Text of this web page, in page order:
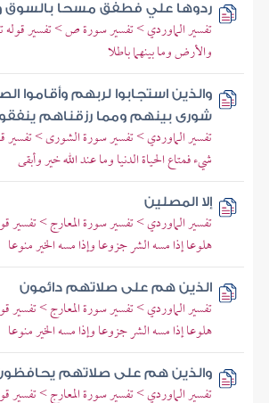
ردوها علي فطفق مسحا بالسوق
تفسير الماوردي > تفسير سورة ص > تفسير قوله
والأرض وما بينهما باطلا
والذين استجابوا لربهم وأقاموا
شورى بينهم ومما رزقناهم
تفسير الماوردي > تفسير سورة الشورى > تفسير
شيء فمتاع الحياة الدنيا وما عند الله خير وأبقى
إلا المصلين
تفسير الماوردي > تفسير سورة المعارج > تفسير
هلوعا إذا مسه الشر جزوعا وإذا مسه الخير منوعا
الذين هم على صلاتهم دائمون
تفسير الماوردي > تفسير سورة المعارج > تفسير
هلوعا إذا مسه الشر جزوعا وإذا مسه الخير منوعا
والذين هم على صلاتهم
تفسير الماوردي > تفسير سورة المعارج > تفسير